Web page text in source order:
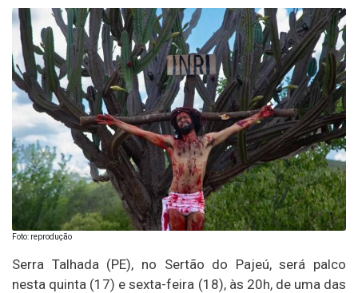
Foto: reprodução
Serra Talhada (PE), no Sertão do Pajeú, será palco
nesta quinta (17) e sexta-feira (18), às 20h, de uma das